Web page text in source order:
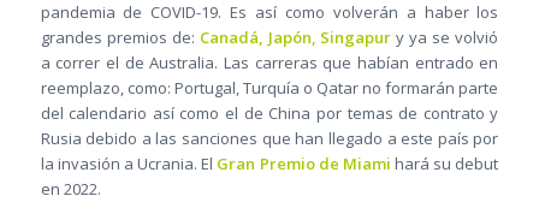
pandemia de COVID-19. Es así como volverán a haber los
grandes premios de: Canadá, Japón, Singapur y ya se volvió
a correr el de Australia. Las carreras que habían entrado en
reemplazo, como: Portugal, Turquía o Qatar no formarán parte
del calendario así como el de China por temas de contrato y
Rusia debido a las sanciones que han llegado a este país por
la invasión a Ucrania. El Gran Premio de Miami hará su debut
en 2022.